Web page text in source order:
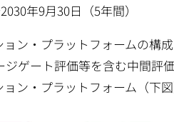
年9月30日（5年間）
ン・プラットフォームの構
ジゲート評価等を含む中間評
ン・プラットフォーム（下